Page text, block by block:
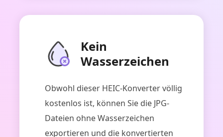
Kein
Wasserzeichen
Obwohl dieser HEIC-Konverter völlig
kostenlos ist, können Sie die JPG-
Dateien ohne Wasserzeichen
exportieren und die konvertierten